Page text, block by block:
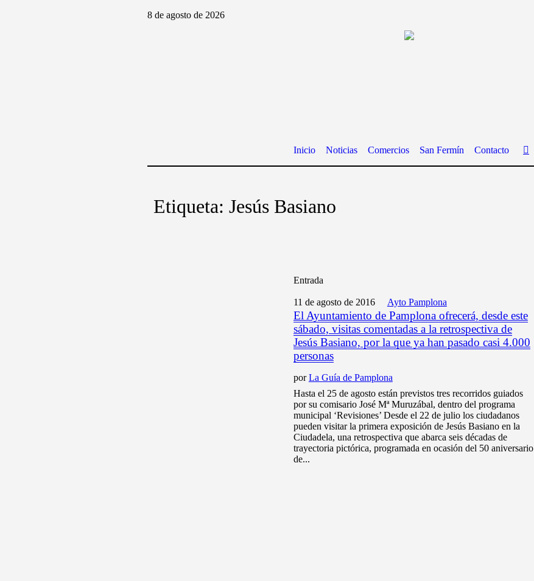
8 de agosto de 2026
Inicio Noticias Comercios San Fermín Contacto
Etiqueta: Jesús Basiano
Entrada
11 de agosto de 2016 Ayto Pamplona
El Ayuntamiento de Pamplona ofrecerá, desde este
sábado, visitas comentadas a la retrospectiva de
Jesús Basiano, por la que ya han pasado casi 4.000
personas
porLa Guía de Pamplona
Hasta el 25 de agosto están previstos tres recorridos guiados
por su comisario José Mª Muruzábal, dentro del programa
municipal ‘Revisiones’ Desde el 22 de julio los ciudadanos
pueden visitar la primera exposición de Jesús Basiano en la
Ciudadela, una retrospectiva que abarca seis décadas de
trayectoria pictórica, programada en ocasión del 50 aniversario
de...